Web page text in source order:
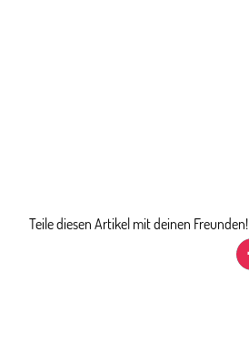
Teile diesen Artikel mit deinen Freunden!